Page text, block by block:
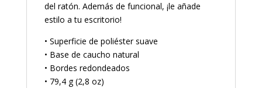
del ratón. Además de funcional, ¡le añade
estilo a tu escritorio!
• Superficie de poliéster suave
• Base de caucho natural
• Bordes redondeados
• 79,4 g (2,8 oz)